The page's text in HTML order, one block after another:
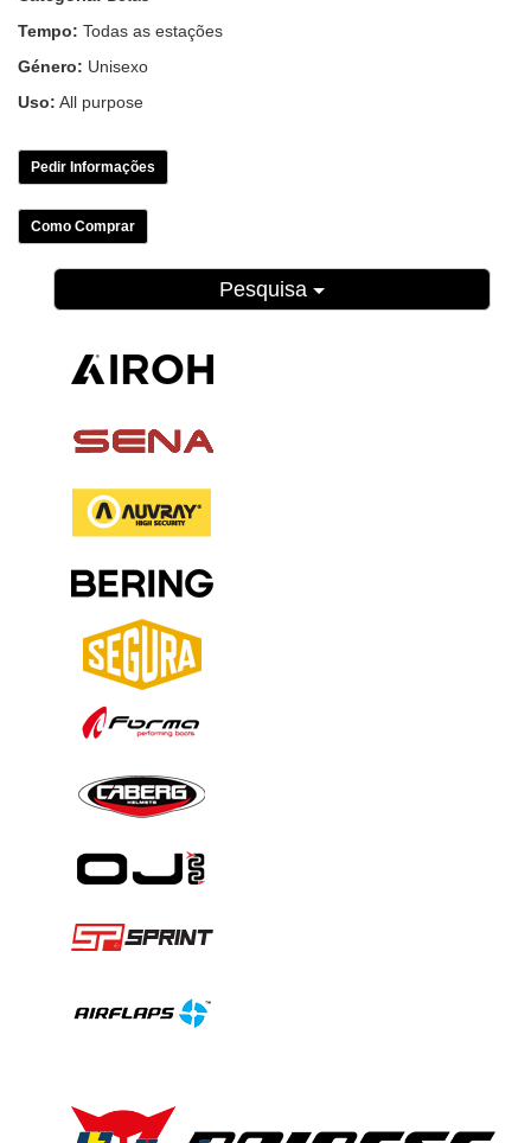
Tempo: Todas as estações
Género: Unisexo
Uso: All purpose
Pedir Informações
Como Comprar
Pesquisa